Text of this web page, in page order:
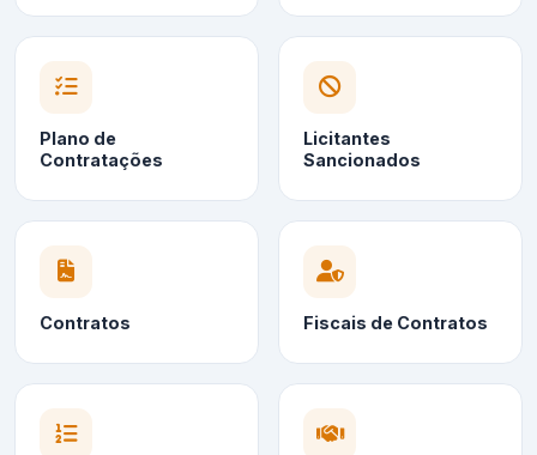
Plano de
Contratações
Licitantes
Sancionados
Contratos Fiscais de Contratos